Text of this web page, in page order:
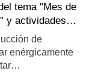
tema "Mes de
y actividades
de seguridad
de
enérgicamente